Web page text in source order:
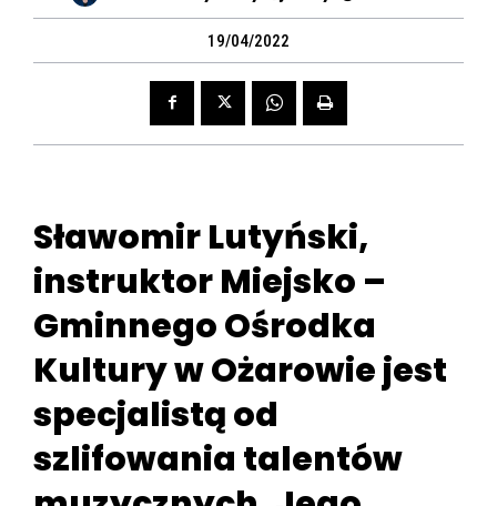
19/04/2022
Sławomir Lutyński,
instruktor Miejsko –
Gminnego Ośrodka
Kultury w Ożarowie jest
specjalistą od
szlifowania talentów